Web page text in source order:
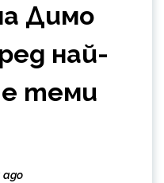
Димо
най-
теми
ago